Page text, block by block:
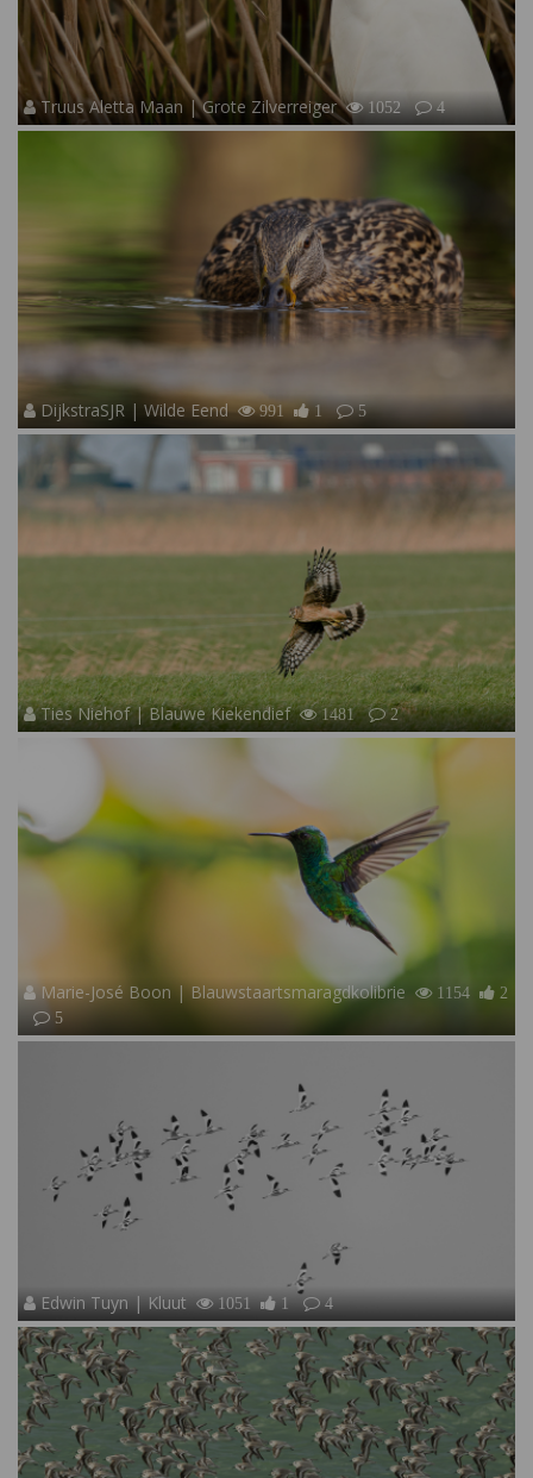
Truus Aletta Maan | Grote Zilverreiger 1052 4
DijkstraSJR | Wilde Eend 991 1 5
Ties Niehof | Blauwe Kiekendief 1481 2
Marie-José Boon | Blauwstaartsmaragdkolibrie 1154
2
5
Edwin Tuyn | Kluut 1051 1 4